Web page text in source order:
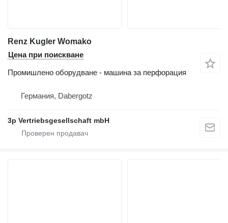
Renz Kugler Womako
Цена при поискване
Промишлено оборудване - машина за перфорация
Германия, Dabergotz
3p Vertriebsgesellschaft mbH